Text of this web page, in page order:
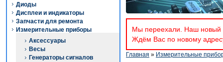
Диоды
Дисплеи и индикаторы
Запчасти для ремонта
Измерительные приборы
Аксессуары
Весы
Генераторы сигналов
Мы переехали. Наш новый
Ждём Вас по новому
Главная » Измерительные